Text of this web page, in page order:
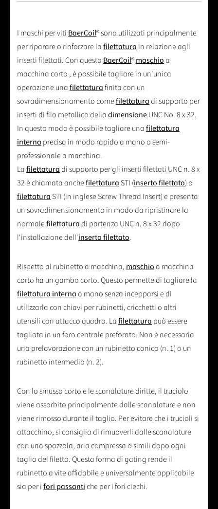
I maschi per viti BaerCoil® sono utilizzati principalmente
per riparare o rinforzare lafilettatura in relazione agli
inserti filettati. Con questo BaerCoil®maschioa
macchina corto , è possibile tagliare in un'unica
operazione unafilettaturafinita con un
sovradimensionamento comefilettaturadi supporto per
inserti di filo metallico delladimensioneUNC No. 8 x 32.
In questo modo è possibile tagliare unafilettatura
interna precisa in modo rapido a mano o semi-
professionale a macchina.
Lafilettaturadi supporto per gli inserti filettati UNC n. 8 x
32 è chiamata anchefilettatura STI (inserto filettato) o
filettatura STI (in inglese Screw Thread Insert) e presenta
un sovradimensionamento in modo da ripristinare la
normalefilettaturadi partenza UNC n. 8 x 32 dopo
l'installazione dell'inserto filettato.
Rispetto al rubinetto a macchina, maschioa macchina
corto ha un gambo corto. Questo permette di tagliare la
filettatura internaa mano senza incepparsi e di
utilizzarla con chiavi per rubinetti, cricchetti o altri
utensili con attacco quadro. Lafilettatura può essere
tagliata in un foro centrale preforato. Non è necessaria
una prelavorazione con un rubinetto conico (n. 1) o un
rubinetto intermedio (n. 2).
Con lo smusso corto e le scanalature diritte, il truciolo
viene assorbito principalmente dalle scanalature e non
viene rimosso durante il taglio. Per evitare che i trucioli si
attacchino, si consiglia di rimuoverli dalle scanalature
con una spazzola, aria compressa o simili dopo ogni
taglio del filetto. Questa forma di gating rende il
rubinetto a vite affidabile e universalmente applicabile
sia per ifori passantiche per i fori ciechi.